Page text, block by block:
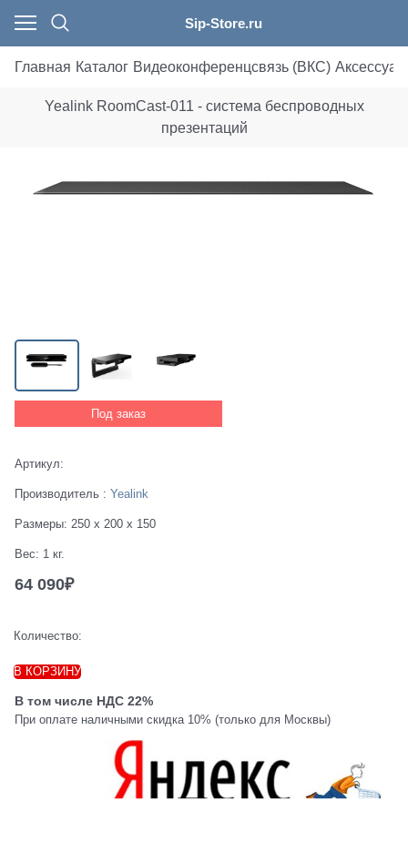
Sip-Store.ru
Главная Каталог Видеоконференцсвязь (ВКС)
Yealink RoomCast-011 - система беспроводных
презентаций
Под заказ
Артикул:
Производитель : Yealink
Размеры: 250 x 200 x 150
Вес: 1 кг.
64 090₽
Количество:
В КОРЗИНУ
В том числе НДС 22%
При оплате наличными скидка 10% (только для Москвы)